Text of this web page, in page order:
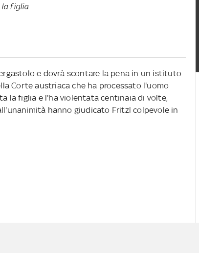
la figlia
e dovrà scontare la pena in un istituto
Corte austriaca che ha processato l'uomo
la figlia e l'ha violentata centinaia di volte,
hanno giudicato Fritzl colpevole in